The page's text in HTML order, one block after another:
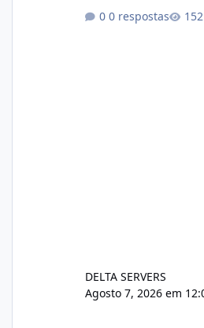
xjx23zz5f Criamos uma breve explicação:
0 respostas
DELTA SERVERS
Agosto 7, 2026 em